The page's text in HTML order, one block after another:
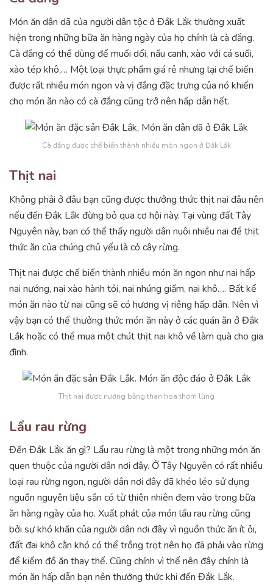
Món ăn dân dã của người dân tộc ở Đắk Lắk thường xuất
hiện trong những bữa ăn hàng ngày của họ chính là cà đắng.
Cà đắng có thể dùng để muối dổi, nấu canh, xào với cá suối,
xào tép khô,… Một loại thực phẩm giá rẻ nhưng lại chế biến
được rất nhiều món ngon và vị đắng đặc trưng của nó khiến
cho món ăn nào có cà đắng cũng trở nên hấp dẫn hết.
Cà đắng được chế biến thành nhiều món ngon ở Đắk Lắk
Thịt nai
Không phải ở đâu bạn cũng được thưởng thức thịt nai đâu nên
nếu đến Đắk Lắk đừng bỏ qua cơ hội này. Tại vùng đất Tây
Nguyên này, bạn có thể thấy người dân nuôi nhiều nai để thịt
thức ăn của chúng chủ yếu là cỏ cây rừng.
Thịt nai được chế biến thành nhiều món ăn ngon như nai hấp
nai nướng, nai xào hành tỏi, nai nhúng giấm, nai khô…. Bất kể
món ăn nào từ nai cũng sẽ có hương vị riêng hấp dẫn. Nên vì
vậy bạn có thể thưởng thức món ăn này ở các quán ăn ở Đắk
Lắk hoặc có thể mua một chút thịt nai khô về làm quà cho gia
đình.
Thịt nai được nướng bằng than hoa thơm lừng
Lẩu rau rừng
Đến Đắk Lắk ăn gì? Lẩu rau rừng là một trong những món ăn
quen thuộc của người dân nơi đây. Ở Tây Nguyên có rất nhiều
loại rau rừng ngon, người dân nơi đây đã khéo léo sử dụng
nguồn nguyên liệu sắn có từ thiên nhiên đem vào trong bữa
ăn hàng ngày của họ. Xuất phát của món lẩu rau rừng cũng
bởi sự khó khăn của người dân nơi đây vì nguồn thức ăn ít ỏi,
đất đai khô cằn khó có thể trồng trọt nên họ đã phải vào rừng
để kiếm đồ ăn thay thế. Cũng chính vì thế nên đây chính là
món ăn hấp dẫn bạn nên thưởng thức khi đến Đắk Lắk.